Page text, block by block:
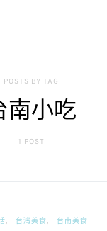
POSTS BY TAG
南小吃
1 POST
台灣美食 台南美食